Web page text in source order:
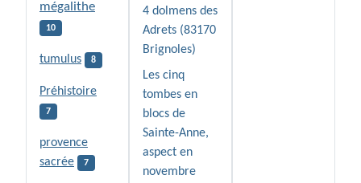
mégalithe
10
tumulus 8
Préhistoire
7
provence
sacrée
7
4 dolmens des
Adrets (83170
Brignoles)
Les cinq
tombes en
blocs de
Sainte-Anne,
aspect en
novembre